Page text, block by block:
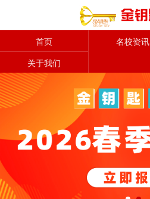
首页 名校资讯
关于我们